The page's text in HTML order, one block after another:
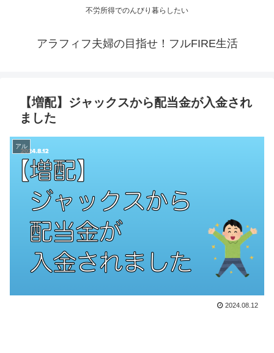
不労所得でのんびり暮らしたい
アラフィフ夫婦の目指せ！フルFIRE生活
【増配】ジャックスから配当金が入金され
ました
アル
2024.08.12